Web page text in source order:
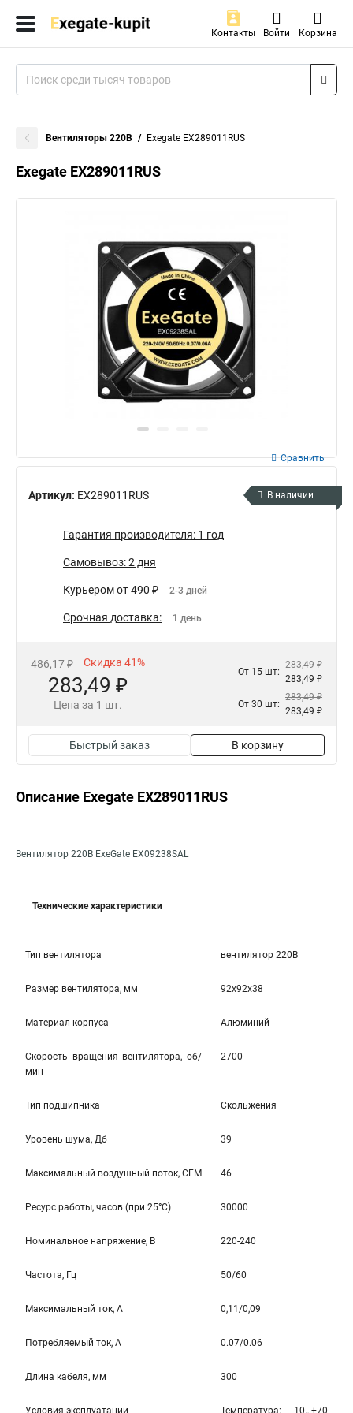
Контакты Войти Корзина
Вентиляторы 220В Exegate EX289011RUS
Exegate EX289011RUS
Артикул: EX289011RUS
Сравнить
В наличии
Гарантия производителя: 1 год
Самовывоз: 2 дня
Курьером от 490 ₽ 2-3 дней
Срочная доставка: 1 день
486,17 ₽ Скидка 41%
283,49 ₽
Цена за 1 шт.
От 15 шт:
283,49 ₽
283,49 ₽
От 30 шт:
283,49 ₽
283,49 ₽
Быстрый заказ В корзину
Описание Exegate EX289011RUS
Вентилятор 220В ExeGate EX09238SAL
Технические характеристики
Тип вентилятора вентилятор 220В
Размер вентилятора, мм 92x92x38
Материал корпуса Алюминий
Скорость вращения вентилятора, об/
мин
2700
Тип подшипника Скольжения
Уровень шума, Дб 39
Максимальный воздушный поток, CFM 46
Ресурс работы, часов (при 25°C) 30000
Номинальное напряжение, В 220-240
Частота, Гц 50/60
Максимальный ток, А 0,11/0,09
Потребляемый ток, А 0.07/0.06
Длина кабеля, мм 300
Условия эксплуатации Температура: -10…+70